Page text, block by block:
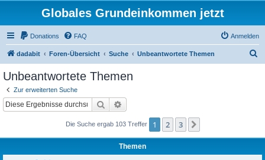
Globales Grundeinkommen jetzt
Donations FAQ Anmelden
dadabit Foren-Übersicht Suche Unbeantwortete Themen
Unbeantwortete Themen
Zur erweiterten Suche
Suche
Die Suche ergab 103 Treffer 1 2 3
Themen